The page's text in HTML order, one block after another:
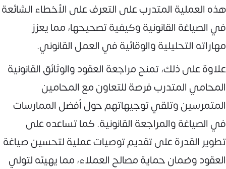
هذه العملية المتدرب على التعرف على الأخطاء الشائعة
في الصياغة القانونية وكيفية تصحيحها، مما يعزز
مهاراته التحليلية والوقائية في العمل القانوني.
علاوة على ذلك، تمنح مراجعة العقود والوثائق القانونية
المحامي المتدرب فرصة للتعاون مع المحامين
المتمرسين وتلقي توجيهاتهم حول أفضل الممارسات
في الصياغة والمراجعة القانونية. كما تساعده على
تطوير القدرة على تقديم توصيات عملية لتحسين صياغة
العقود وضمان حماية مصالح العملاء، مما يهيئه لتولي